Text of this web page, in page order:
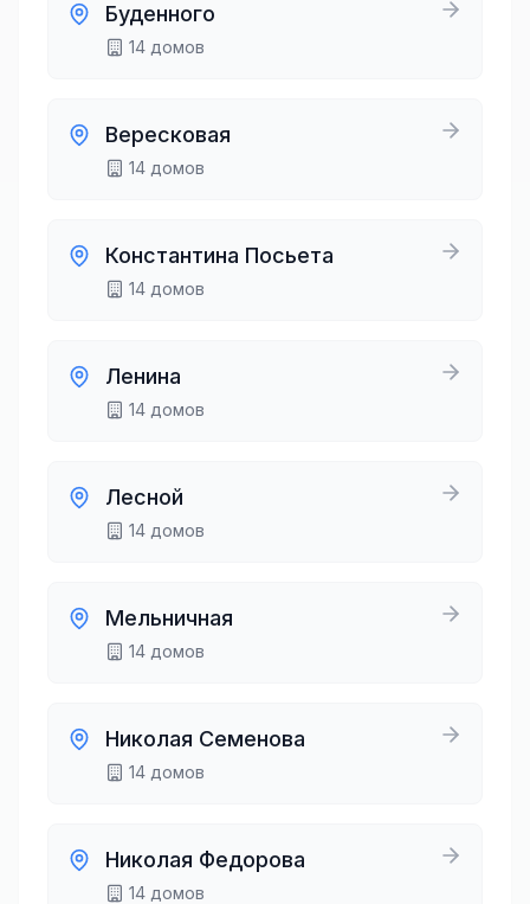
Буденного
14 домов
Вересковая
14 домов
Константина Посьета
14 домов
Ленина
14 домов
Лесной
14 домов
Мельничная
14 домов
Николая Семенова
14 домов
Николая Федорова
14 домов